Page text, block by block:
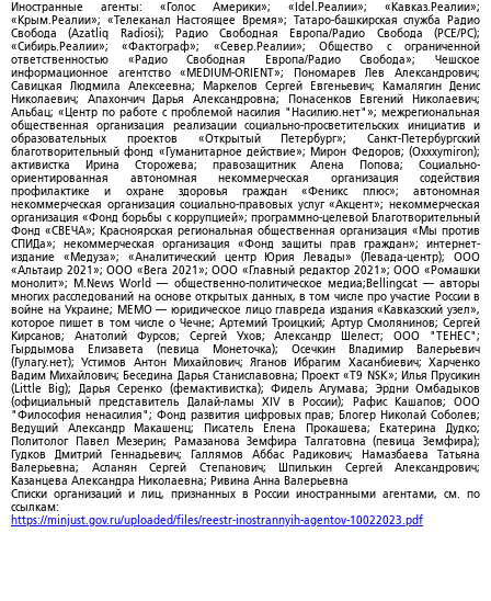
Иностранные агенты: «Голос Америки»; «Idel.Реалии»; «Кавказ.Реалии»;
«Крым.Реалии»; «Телеканал Настоящее Время»; Татаро-башкирская служба Радио
Свобода (Azatliq Radiosi); Радио Свободная Европа/Радио Свобода (PCE/PC);
«Сибирь.Реалии»; «Фактограф»; «Север.Реалии»; Общество с ограниченной
ответственностью «Радио Свободная Европа/Радио Свобода»; Чешское
информационное агентство «MEDIUM-ORIENT»; Пономарев Лев Александрович;
Савицкая Людмила Алексеевна; Маркелов Сергей Евгеньевич; Камалягин Денис
Николаевич; Апахончич Дарья Александровна; Понасенков Евгений Николаевич;
Альбац; «Центр по работе с проблемой насилия "Насилию.нет"»; межрегиональная
общественная организация реализации социально-просветительских инициатив и
образовательных проектов «Открытый Петербург»; Санкт-Петербургский
благотворительный фонд «Гуманитарное действие»; Мирон Федоров; (Oxxxymiron);
активистка Ирина Сторожева; правозащитник Алена Попова; Социально-
ориентированная автономная некоммерческая организация содействия
профилактике и охране здоровья граждан «Феникс плюс»; автономная
некоммерческая организация социально-правовых услуг «Акцент»; некоммерческая
организация «Фонд борьбы с коррупцией»; программно-целевой Благотворительный
Фонд «СВЕЧА»; Красноярская региональная общественная организация «Мы против
СПИДа»; некоммерческая организация «Фонд защиты прав граждан»; интернет-
издание «Медуза»; «Аналитический центр Юрия Левады» (Левада-центр); ООО
«Альтаир 2021»; ООО «Вега 2021»; ООО «Главный редактор 2021»; ООО «Ромашки
монолит»; M.News World — общественно-политическое медиа;Bellingcat — авторы
многих расследований на основе открытых данных, в том числе про участие России в
войне на Украине; МЕМО — юридическое лицо главреда издания «Кавказский узел»,
которое пишет в том числе о Чечне; Артемий Троицкий; Артур Смолянинов; Сергей
Кирсанов; Анатолий Фурсов; Сергей Ухов; Александр Шелест; ООО "ТЕНЕС";
Гырдымова Елизавета (певица Монеточка); Осечкин Владимир Валерьевич
(Гулагу.нет); Устимов Антон Михайлович; Яганов Ибрагим Хасанбиевич; Харченко
Вадим Михайлович; Беседина Дарья Станиславовна; Проект «T9 NSK»; Илья Прусикин
(Little Big); Дарья Серенко (фемактивистка); Фидель Агумава; Эрдни Омбадыков
(официальный представитель Далай-ламы XIV в России); Рафис Кашапов; ООО
"Философия ненасилия"; Фонд развития цифровых прав; Блогер Николай Соболев;
Ведущий Александр Макашенц; Писатель Елена Прокашева; Екатерина Дудко;
Политолог Павел Мезерин; Рамазанова Земфира Талгатовна (певица Земфира);
Гудков Дмитрий Геннадьевич; Галлямов Аббас Радикович; Намазбаева Татьяна
Валерьевна; Асланян Сергей Степанович; Шпилькин Сергей Александрович;
Казанцева Александра Николаевна; Ривина Анна Валерьевна
Списки организаций и лиц, признанных в России иностранными агентами, см. по
ссылкам:
https://minjust.gov.ru/uploaded/files/reestr-inostrannyih-agentov-10022023.pdf